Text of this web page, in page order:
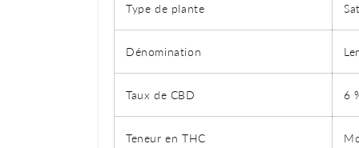
Type de plante
Dénomination
Taux de CBD 6
Teneur en THC